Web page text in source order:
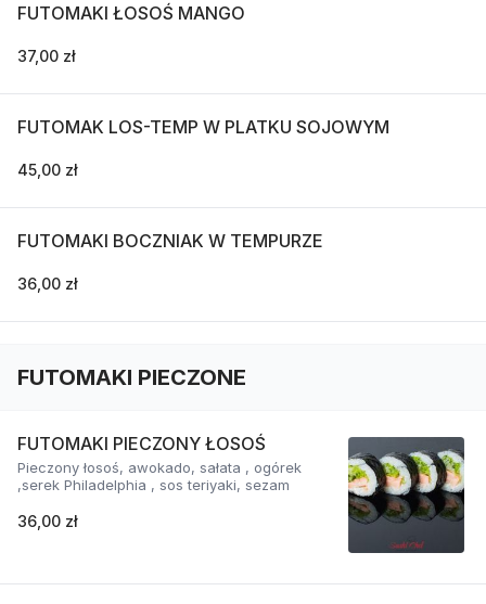
FUTOMAKI ŁOSOŚ MANGO
37,00 zł
FUTOMAK LOS-TEMP W PLATKU SOJOWYM
45,00 zł
FUTOMAKI BOCZNIAK W TEMPURZE
36,00 zł
FUTOMAKI PIECZONE
FUTOMAKI PIECZONY ŁOSOŚ
Pieczony łosoś, awokado, sałata , ogórek
,serek Philadelphia , sos teriyaki, sezam
36,00 zł